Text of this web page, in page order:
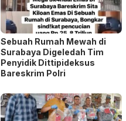
Sebuah Rumah Mewah di
Surabaya Digeledah Tim
Penyidik Dittipideksus
Bareskrim Polri